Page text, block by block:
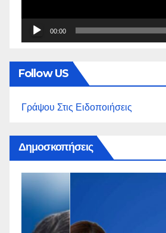
00:00
Follow US
Γράψου Στις Ειδοποιήσεις
Δημοσκοπήσεις